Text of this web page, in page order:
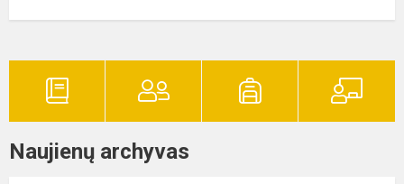
Naujienų archyvas